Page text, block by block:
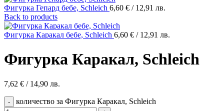
Фигурка Гепард бебе, Schleich 6,60 € / 12,91 лв.
Back to products
Фигурка Каракал бебе, Schleich 6,60 € / 12,91 лв.
Фигурка Каракал, Schleich
7,62 € / 14,90 лв.
количество за Фигурка Каракал, Schleich